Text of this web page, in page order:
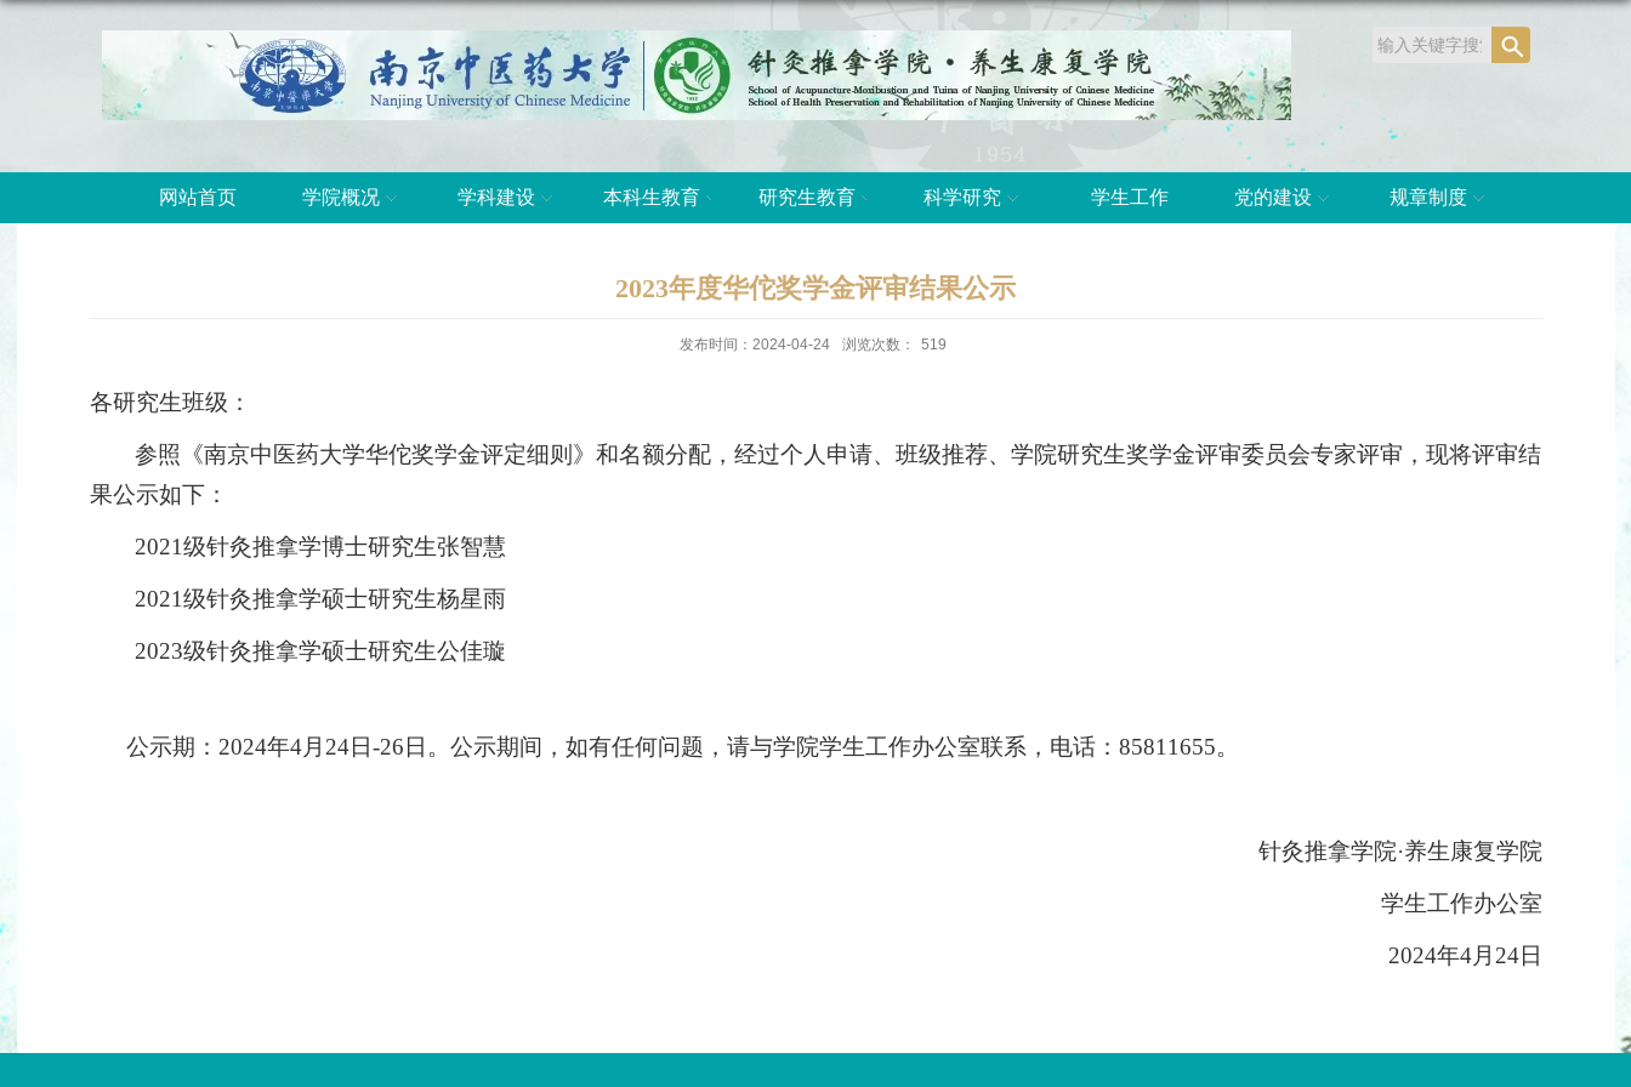
网站首页 学院概况 学科建设 本科生教育 研究生教育 科学研究 学生工作 党的建设 规章制度
2023年度华佗奖学金评审结果公示
发布时间：2024-04-24 浏览次数： 519
各研究生班级：
参照《南京中医药大学华佗奖学金评定细则》和名额分配，经过个人申请、班级推荐、学院研究生奖学金评审委员会专家评审，现将评审结
果公示如下：
2021级针灸推拿学博士研究生张智慧
2021级针灸推拿学硕士研究生杨星雨
2023级针灸推拿学硕士研究生公佳璇
公示期：2024年4月24日-26日。公示期间，如有任何问题，请与学院学生工作办公室联系，电话：85811655。
针灸推拿学院·养生康复学院
学生工作办公室
2024年4月24日